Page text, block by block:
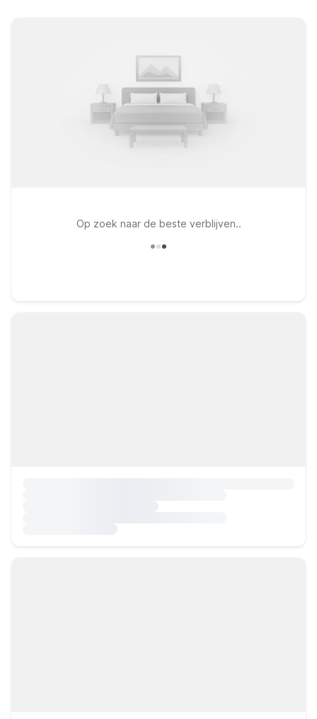
Op zoek naar de beste verblijven..